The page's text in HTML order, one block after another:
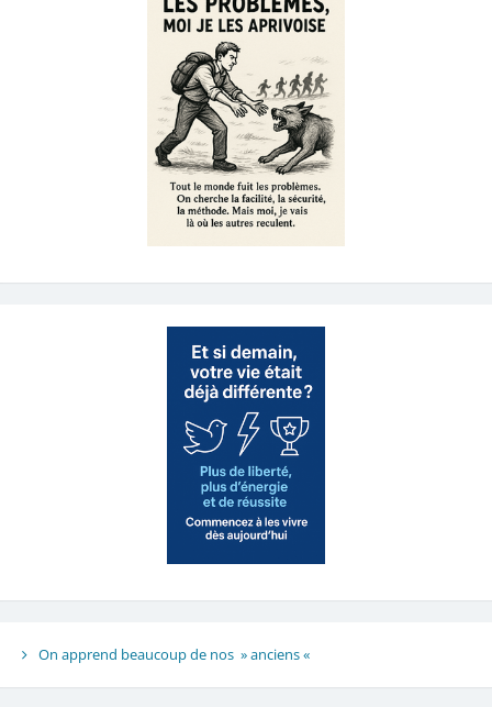
On apprend beaucoup de nos » anciens «